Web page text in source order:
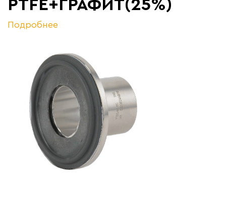
PTFE+ГРАФИТ(25%)
Подробнее